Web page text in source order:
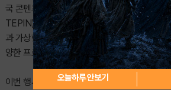
국 콘텐츠를 직접 경험할 수 있는 기회를 제공
TEPIN), 얼티레이서(ULTIRACER), 배틀그라
과 가상현실(VR) 체험으로 구성됐다. 게임과
양한 프로그램은 현장을 찾은 관람객들의 높은
이번 행사는 현지 관람객과 산업 관계자 등 총
오늘하루 안보기